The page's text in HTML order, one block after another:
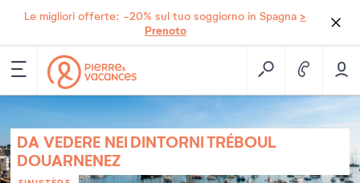
Le migliori offerte: -20% sul tuo soggiorno in Spagna >
Prenoto
DA VEDERE NEI DINTORNI TRÉBOUL
DOUARNENEZ